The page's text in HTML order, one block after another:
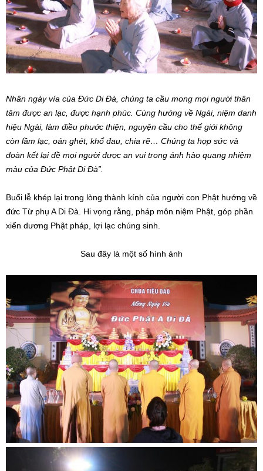
Nhân ngày vía của Đức Di Đà, chúng ta cầu mong mọi người thân
tâm được an lạc, được hạnh phúc. Cùng hướng về Ngài, niệm danh
hiệu Ngài, làm điều phước thiện, nguyện cầu cho thế giới không
còn lầm lạc, oán ghét, khổ đau, chia rẽ… Chúng ta hợp sức và
đoàn kết lại đề mọi người được an vui trong ánh hào quang nhiệm
màu của Đức Phật Di Đà”.
Buổi lễ khép lại trong lòng thành kính của người con Phật hướng về
đức Từ phụ A Di Đà. Hi vọng rằng, pháp môn niệm Phật, góp phần
xiển dương Phật pháp, lợi lạc chúng sinh.
Sau đây là một số hình ảnh